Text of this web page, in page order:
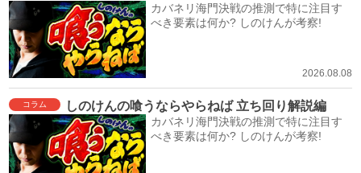
カバネリ海門決戦の推測で特に注目す
べき要素は何か? しのけんが考察!
2026.08.08
コラム しのけんの喰うならやらねば 立ち回り解説編
カバネリ海門決戦の推測で特に注目す
べき要素は何か? しのけんが考察!